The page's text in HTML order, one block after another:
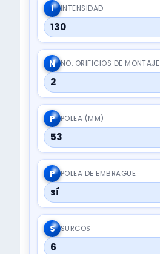
I INTENSIDAD
130
N NO. ORIFICIOS DE MONTAJE
2
P POLEA (MM)
53
P POLEA DE EMBRAGUE
sí
S SURCOS
6